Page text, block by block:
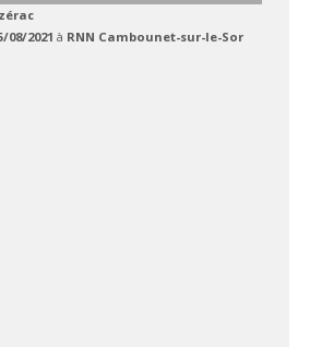
08/2021 à RNN Cambounet-sur-le-Sor